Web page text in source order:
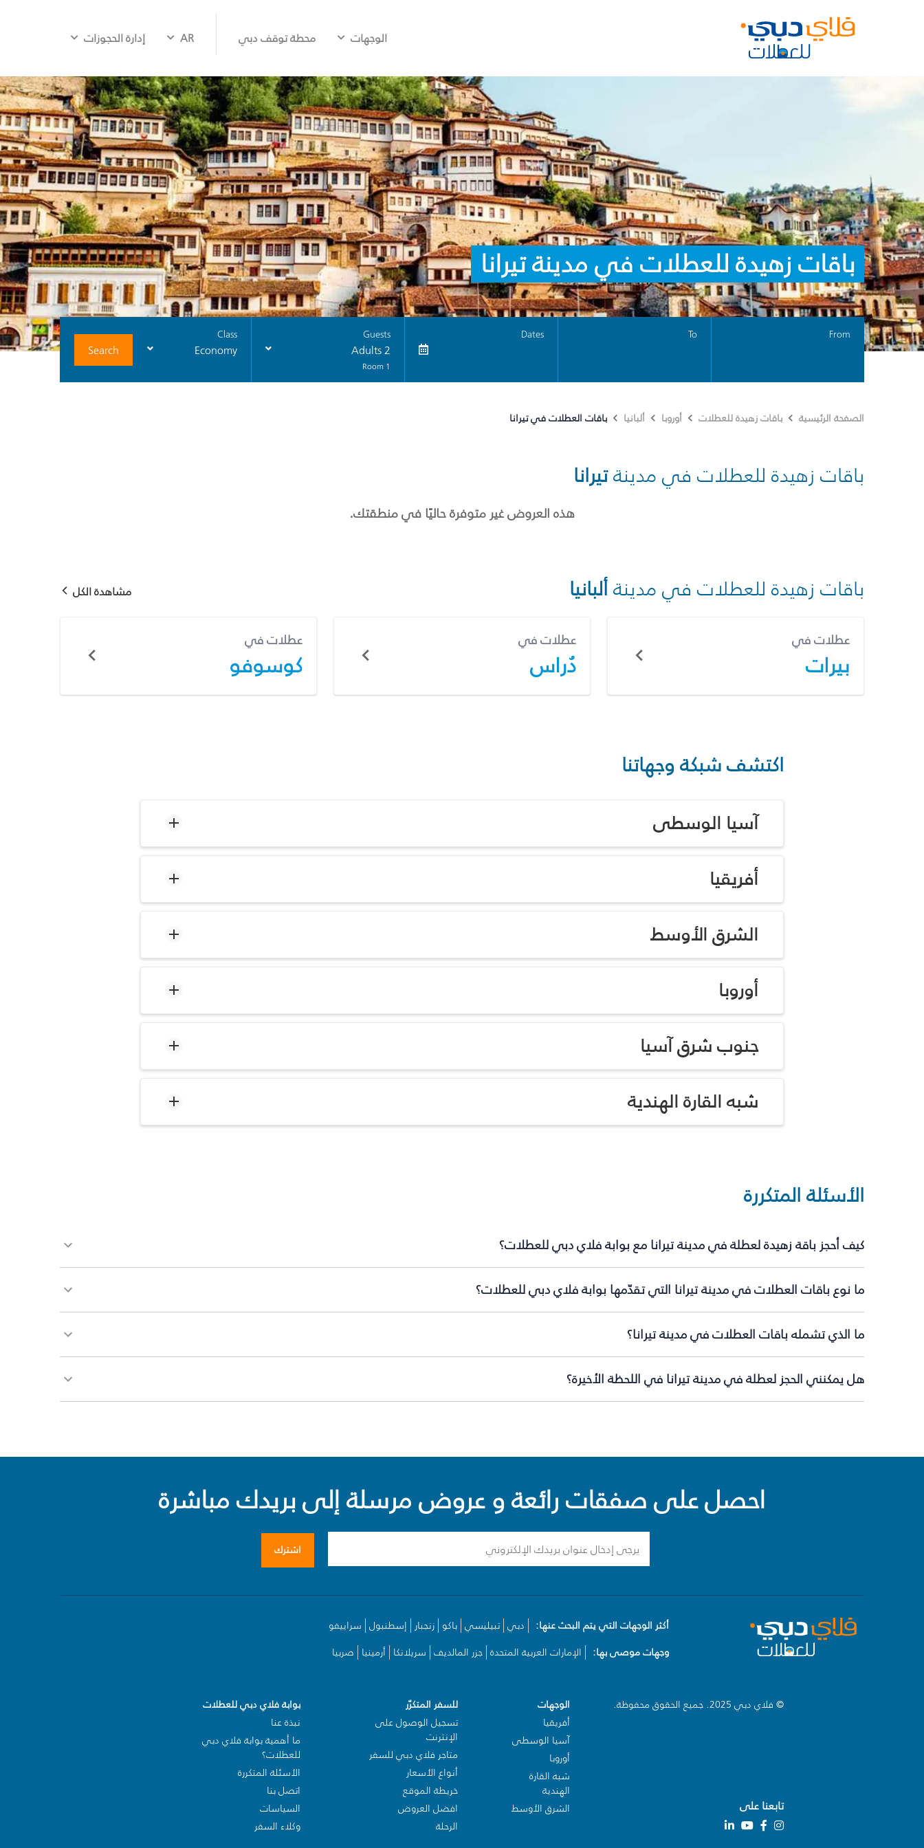
الوجهات محطة توقف دبي AR إدارة الحجوزات
باقات زهيدة للعطلات في مدينة تيرانا
From
To
Dates
Guests
2 Adults
1 Room
Class
Economy
Search
الصفحة الرئيسية باقات زهيدة للعطلات أوروبا ألبانيا باقات العطلات في تيرانا
باقات زهيدة للعطلات في مدينةتيرانا
هذه العروض غير متوفرة حاليًا في منطقتك.
باقات زهيدة للعطلات في مدينةألبانيا مشاهدة الكل
عطلات في
بيرات
عطلات في
دُراس
عطلات في
كوسوفو
اكتشف شبكة وجهاتنا
آسيا الوسطى
أفريقيا
الشرق الأوسط
أوروبا
جنوب شرق آسيا
شبه القارة الهندية
الأسئلة المتكررة
كيف أحجز باقة زهيدة لعطلة في مدينة تيرانا مع بوابة فلاي دبي للعطلات؟
ما نوع باقات العطلات في مدينة تيرانا التي تقدّمها بوابة فلاي دبي للعطلات؟
ما الذي تشمله باقات العطلات في مدينة تيرانا؟
هل يمكنني الحجز لعطلة في مدينة تيرانا في اللحظة الأخيرة؟
احصل على صفقات رائعة و عروض مرسلة إلى بريدك مباشرة
اشترك
أكثر الوجهات التي يتم البحث عنها: دبي تبيليسي باكو زنجبار إسطنبول سراييفو
وجهات موصى بها:
الإمارات العربية المتحدة جزر المالديف سريلانكا أرمينيا صربيا
© فلاي دبي 2025. جميع الحقوق محفوظة.
تابعنا على
الوجهات
أفريقيا
آسيا الوسطى
أوروبا
شبه القارة
الهندية
الشرق الأوسط
للسفر المتكرّر
تسجيل الوصول على
الإنترنت
متاجر فلاي دبي للسفر
أنواع الأسعار
خريطة الموقع
افضل العروض
الرحلة
بوابة فلاي دبي للعطلات
نبذة عنا
ما أهمية بوابة فلاي دبي
للعطلات؟
الأسئلة المتكررة
اتصل بنا
السياسات
وكلاء السفر